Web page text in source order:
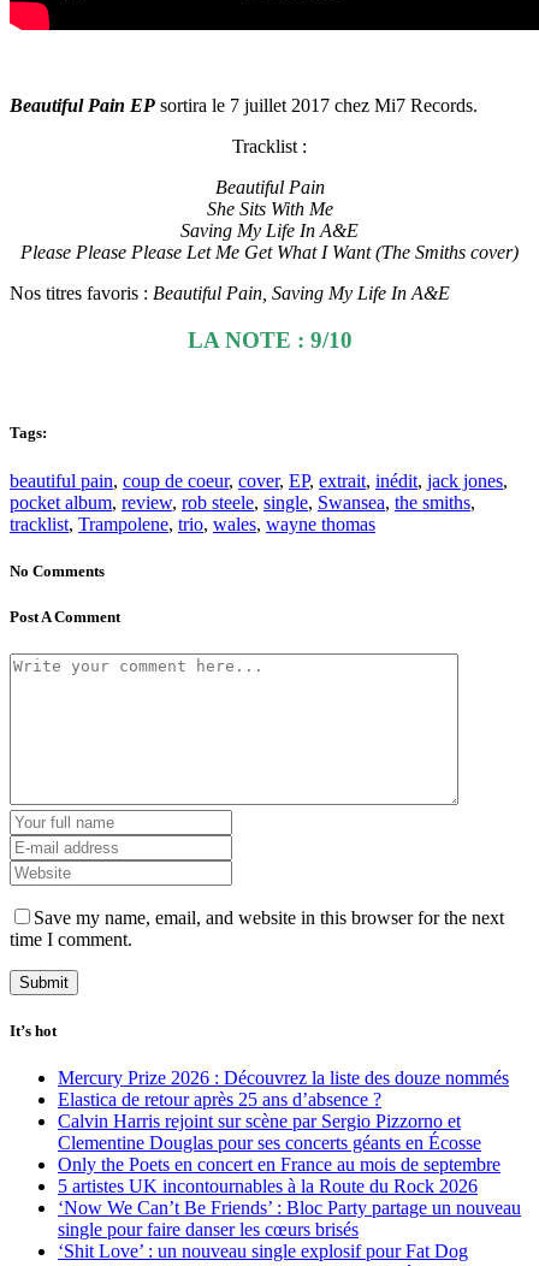
Beautiful Pain EP sortira le 7 juillet 2017 chez Mi7 Records.
Tracklist :
Beautiful Pain
She Sits With Me
Saving My Life In A&E
Please Please Please Let Me Get What I Want (The Smiths cover)
Nos titres favoris : Beautiful Pain, Saving My Life In A&E
LA NOTE : 9/10
Tags:
beautiful pain, coup de coeur, cover, EP, extrait, inédit, jack jones,
pocket album, review, rob steele, single, Swansea, the smiths,
tracklist, Trampolene, trio, wales, wayne thomas
No Comments
Post A Comment
Save my name, email, and website in this browser for the next
time I comment.
It’s hot
Mercury Prize 2026 : Découvrez la liste des douze nommés
Elastica de retour après 25 ans d’absence ?
Calvin Harris rejoint sur scène par Sergio Pizzorno et
Clementine Douglas pour ses concerts géants en Écosse
Only the Poets en concert en France au mois de septembre
5 artistes UK incontournables à la Route du Rock 2026
‘Now We Can’t Be Friends’ : Bloc Party partage un nouveau
single pour faire danser les cœurs brisés
‘Shit Love’ : un nouveau single explosif pour Fat Dog